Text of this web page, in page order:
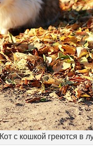
Кот с кошкой греются в